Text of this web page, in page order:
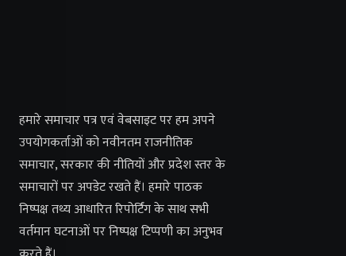
हमारे समाचार पत्र एवं वेबसाइट पर हम अपने
उपयोगकर्ताओं को नवीनतम राजनीतिक
समाचार, सरकार की नीतियों और प्रदेश स्तर के
समाचारों पर अपडेट रखते हैं। हमारे पाठक
निष्पक्ष तथ्य आधारित रिपोर्टिंग के साथ सभी
वर्तमान घटनाओं पर निष्पक्ष टिप्पणी का अनुभव